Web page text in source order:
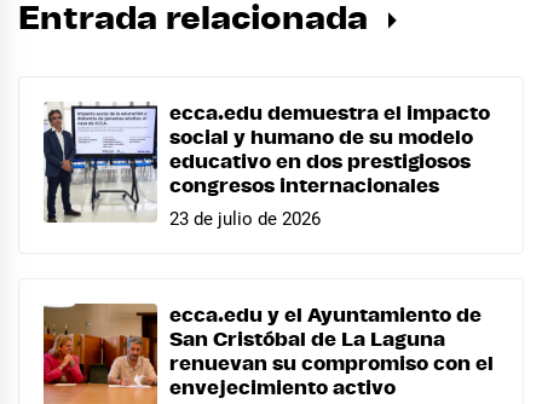
Entrada relacionada
ecca.edu demuestra el impacto
social y humano de su modelo
educativo en dos prestigiosos
congresos internacionales
23 de julio de 2026
ecca.edu y el Ayuntamiento de
San Cristóbal de La Laguna
renuevan su compromiso con el
envejecimiento activo